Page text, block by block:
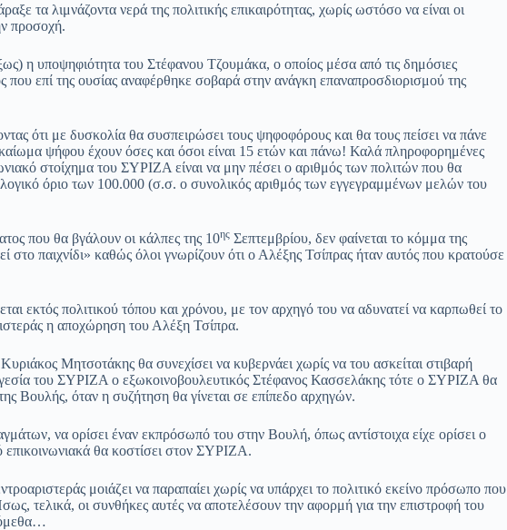
τα λιμνάζοντα νερά της πολιτικής επικαιρότητας, χωρίς ωστόσο να είναι οι
προσοχή.
η υποψηφιότητα του Στέφανου Τζουμάκα, ο οποίος μέσα από τις δημόσιες
που επί της ουσίας αναφέρθηκε σοβαρά στην ανάγκη επαναπροσδιορισμού της
ότι με δυσκολία θα συσπειρώσει τους ψηφοφόρους και θα τους πείσει να πάνε
ψήφου έχουν όσες και όσοι είναι 15 ετών και πάνω! Καλά πληροφορημένες
στοίχημα του ΣΥΡΙΖΑ είναι να μην πέσει ο αριθμός των πολιτών που θα
όριο των 100.000 (σ.σ. ο συνολικός αριθμός των εγγεγραμμένων μελών του
που θα βγάλουν οι κάλπες της 10ης Σεπτεμβρίου, δεν φαίνεται το κόμμα της
στο παιχνίδι» καθώς όλοι γνωρίζουν ότι ο Αλέξης Τσίπρας ήταν αυτός που κρατούσε
εκτός πολιτικού τόπου και χρόνου, με τον αρχηγό του να αδυνατεί να καρπωθεί το
η αποχώρηση του Αλέξη Τσίπρα.
Μητσοτάκης θα συνεχίσει να κυβερνάει χωρίς να του ασκείται στιβαρή
ηγεσία του ΣΥΡΙΖΑ ο εξωκοινοβουλευτικός Στέφανος Κασσελάκης τότε ο ΣΥΡΙΖΑ θα
Βουλής, όταν η συζήτηση θα γίνεται σε επίπεδο αρχηγών.
να ορίσει έναν εκπρόσωπό του στην Βουλή, όπως αντίστοιχα είχε ορίσει ο
θα κοστίσει στον ΣΥΡΙΖΑ.
μοιάζει να παραπαίει χωρίς να υπάρχει το πολιτικό εκείνο πρόσωπο που
τελικά, οι συνθήκες αυτές να αποτελέσουν την αφορμή για την επιστροφή του